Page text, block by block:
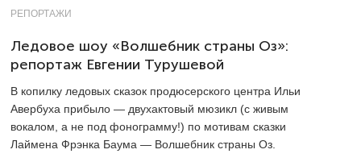
РЕПОРТАЖИ
Ледовое шоу «Волшебник страны Оз»:
репортаж Евгении Турушевой
В копилку ледовых сказок продюсерского центра Ильи
Авербуха прибыло — двухактовый мюзикл (с живым
вокалом, а не под фонограмму!) по мотивам сказки
Лаймена Фрэнка Баума — Волшебник страны Оз.